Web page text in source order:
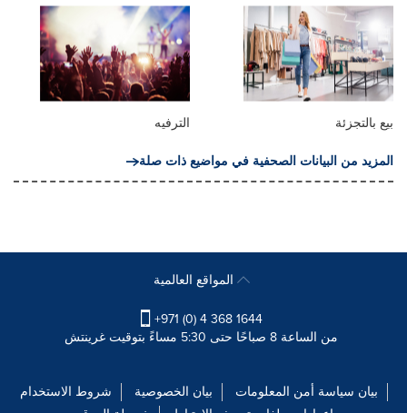
بيع بالتجزئة
الترفيه
المزيد من البيانات الصحفية في مواضيع ذات صلة
+971 (0) 4 368 1644
من الساعة 8 صباحًا حتى 5:30 مساءً بتوقيت غرينتش
شروط الاستخدام بيان الخصوصية
بيان سياسة أمن المعلومات